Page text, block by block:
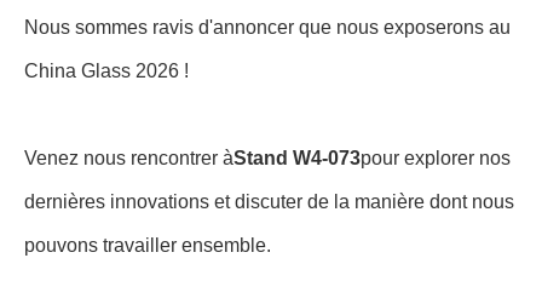
Nous sommes ravis d'annoncer que nous exposerons au
China Glass 2026 !
Venez nous rencontrer àStand W4-073pour explorer nos
dernières innovations et discuter de la manière dont nous
pouvons travailler ensemble.